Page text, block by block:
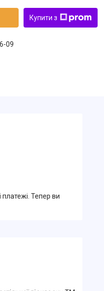
Купити з
09
платежі. Тепер ви